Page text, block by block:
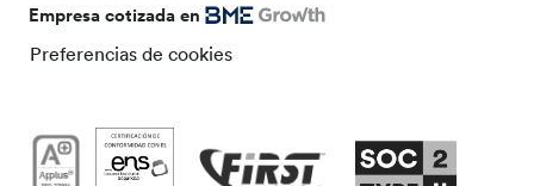
Empresa cotizada en
Preferencias de cookies